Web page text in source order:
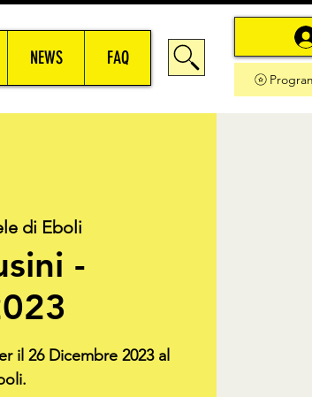
NEWS FAQ
di Eboli
-
il 26 Dicembre 2023 al